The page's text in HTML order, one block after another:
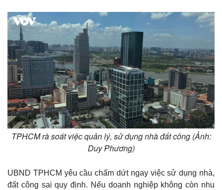
TPHCM rà soát việc quản lý, sử dụng nhà đất công (Ảnh:
Duy Phương)
UBND TPHCM yêu cầu chấm dứt ngay việc sử dụng nhà,
đất công sai quy định. Nếu doanh nghiệp không còn nhu